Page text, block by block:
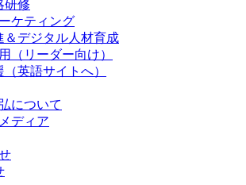
研修
ケティング
＆デジタル人材育成
（リーダー向け）
英語サイトへ）
について
ディア